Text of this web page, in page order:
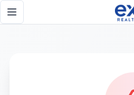
Toggle navigation menu
Página no encontrada - eXp